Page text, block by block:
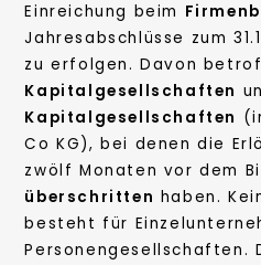
Einreichung beim
Jahresabschlüsse zum
zu erfolgen. Davon
Kapitalgesellschaften
Kapitalgesellschaften
Co KG), bei denen die
zwölf Monaten vor dem
überschritten haben.
besteht für
Personengesellschaften.